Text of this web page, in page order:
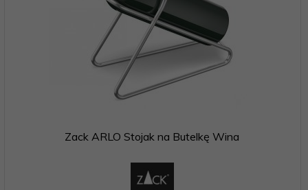
Zack ARLO Stojak na Butelkę Wina